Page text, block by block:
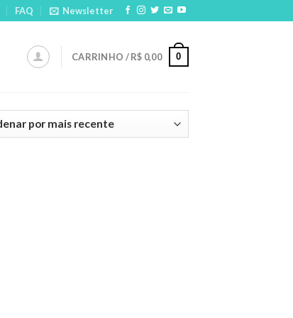
FAQ Newsletter
CARRINHO /R$ 0,00 0